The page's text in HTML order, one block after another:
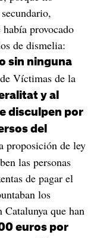
provocado
de dismelia:
sin ninguna
Víctimas de la
y al
disculpen por
del
proposición de ley
las personas
de pagar el
los
Catalunya que han
euros por